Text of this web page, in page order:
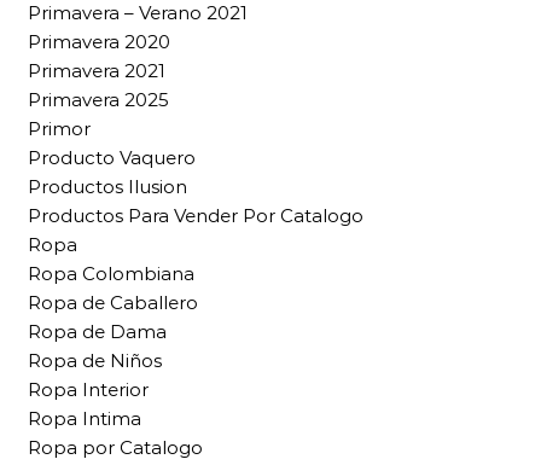
Primavera – Verano 2021
Primavera 2020
Primavera 2021
Primavera 2025
Primor
Producto Vaquero
Productos Ilusion
Productos Para Vender Por Catalogo
Ropa
Ropa Colombiana
Ropa de Caballero
Ropa de Dama
Ropa de Niños
Ropa Interior
Ropa Intima
Ropa por Catalogo